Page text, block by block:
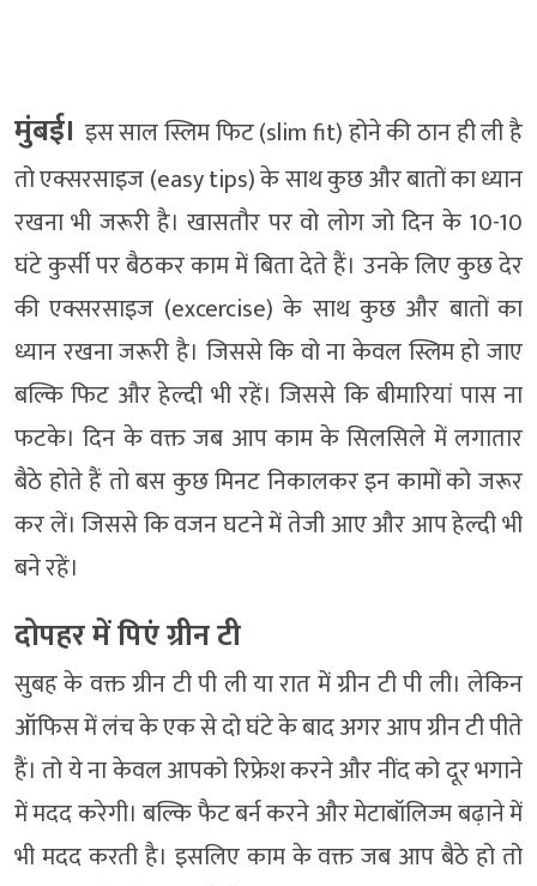
मुंबई। इस साल स्लिम फिट (slim fit) होने की ठान ही ली है
तो एक्सरसाइज (easy tips) के साथ कुछ और बातों का ध्यान
रखना भी जरूरी है। खासतौर पर वो लोग जो दिन के 10-10
घंटे कुर्सी पर बैठकर काम में बिता देते हैं। उनके लिए कुछ देर
की एक्सरसाइज (excercise) के साथ कुछ और बातों का
ध्यान रखना जरूरी है। जिससे कि वो ना केवल स्लिम हो जाए
बल्कि फिट और हेल्दी भी रहें। जिससे कि बीमारियां पास ना
फटके। दिन के वक्त जब आप काम के सिलसिले में लगातार
बैठे होते हैं तो बस कुछ मिनट निकालकर इन कामों को जरूर
कर लें। जिससे कि वजन घटने में तेजी आए और आप हेल्दी भी
बने रहें।
दोपहर में पिएं ग्रीन टी
सुबह के वक्त ग्रीन टी पी ली या रात में ग्रीन टी पी ली। लेकिन
ऑफिस में लंच के एक से दो घंटे के बाद अगर आप ग्रीन टी पीते
हैं। तो ये ना केवल आपको रिफ्रेश करने और नींद को दूर भगाने
में मदद करेगी। बल्कि फैट बर्न करने और मेटाबॉलिज्म बढ़ाने में
भी मदद करती है। इसलिए काम के वक्त जब आप बैठे हो तो